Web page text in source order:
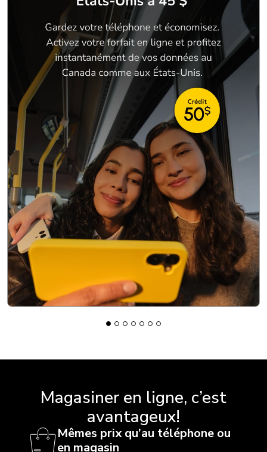
Magasiner en ligne, c’est
avantageux!
Mêmes prix qu’au téléphone ou
en magasin